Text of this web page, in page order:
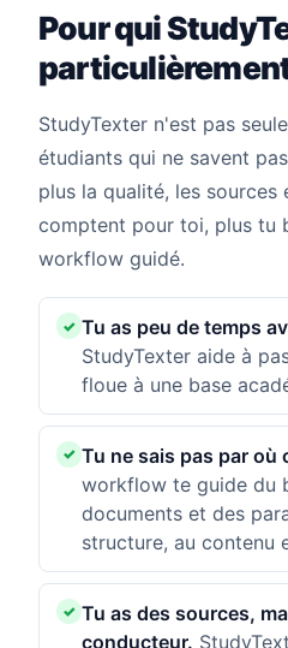
Pour qui
StudyTexter n'est pas
étudiants qui ne savent
plus la qualité, les
comptent pour toi, plus tu
workflow guidé.
Tu as peu de temps
StudyTexter aide à
floue à une base
Tu ne sais pas par où
workflow te guide du
documents et des
structure, au contenu
Tu as des sources,
conducteur.